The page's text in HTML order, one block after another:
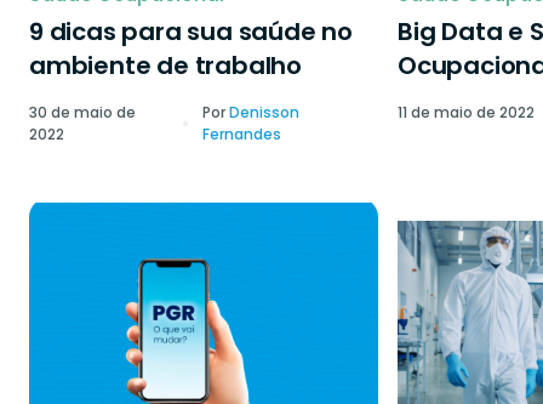
9 dicas para sua saúde no
ambiente de trabalho
30 de maio de
2022
PorDenisson
Fernandes
Big Data e
11 de maio de 2022